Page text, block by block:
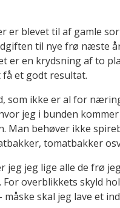
blevet til af gamle
til nye frø næste
er en krydsning af to
et godt resultat.
som ikke er al for
jeg i bunden
Man behøver ikke
tomatbakker
jeg jeg lige alle de frø
overblikkets skyld
skal jeg lave et